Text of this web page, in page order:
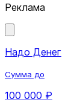
Реклама
Надо Денег
Сумма до
100 000 ₽